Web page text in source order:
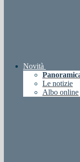
Novità
Le notizie
Albo online